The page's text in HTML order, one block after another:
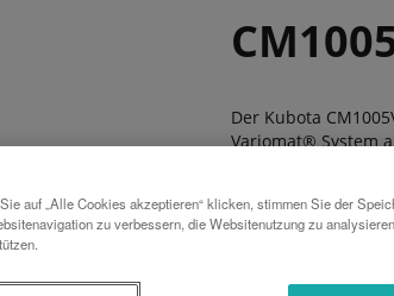
Der Kubota
Variomat® System
Unter extremen
Betrieb gesetzt
Erweiterung um
realisieren. Zum
Schräglagen
Pflügens ein
auf „Alle Cookies akzeptieren“ klicken, stimmen Sie der
zu verbessern, die Websitenutzung zu